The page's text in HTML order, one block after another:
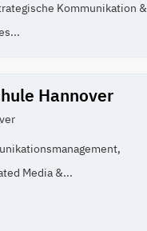
Kommunikation &
Hannover
Media &...